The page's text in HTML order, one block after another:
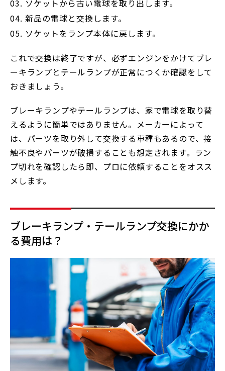
ソケットから古い電球を取り出します。
新品の電球と交換します。
ソケットをランプ本体に戻します。
これで交換は終了ですが、必ずエンジンをかけてブレ
ーキランプとテールランプが正常につくか確認をして
おきましょう。
ブレーキランプやテールランプは、家で電球を取り替
えるように簡単ではありません。メーカーによって
は、パーツを取り外して交換する車種もあるので、接
触不良やパーツが破損することも想定されます。ラン
プ切れを確認したら即、プロに依頼することをオスス
メします。
ブレーキランプ・テールランプ交換にかか
る費用は？